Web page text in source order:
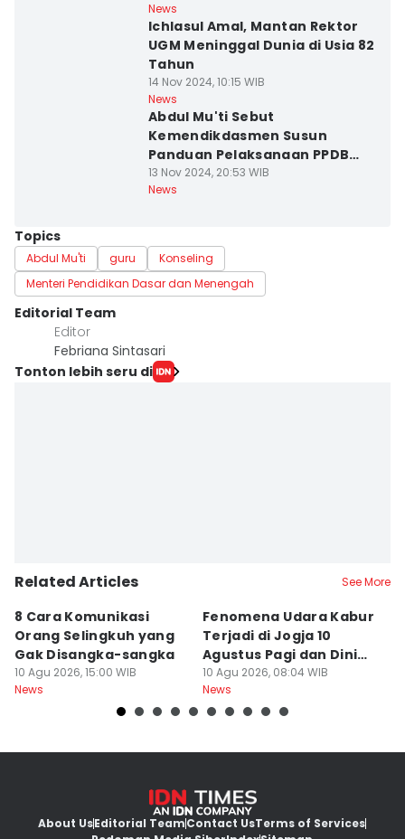
News
Ichlasul Amal, Mantan Rektor
UGM Meninggal Dunia di Usia 82
Tahun
14 Nov 2024, 10:15 WIB
News
Abdul Mu'ti Sebut
Kemendikdasmen Susun
Panduan Pelaksanaan PPDB
Baru
13 Nov 2024, 20:53 WIB
News
Topics
Abdul Mu'ti guru
Konseling
Menteri Pendidikan Dasar dan Menengah
Editorial Team
Editor
Febriana Sintasari
Tonton lebih seru di
Related Articles See More
8 Cara Komunikasi
Orang Selingkuh yang
Gak Disangka-sangka
10 Agu 2026, 15:00 WIB
News
Fenomena Udara Kabur
Terjadi di Jogja 10
Agustus Pagi dan Dini
Hari
10 Agu 2026, 08:04 WIB
News
About UsEditorial TeamContact UsTerms of Services